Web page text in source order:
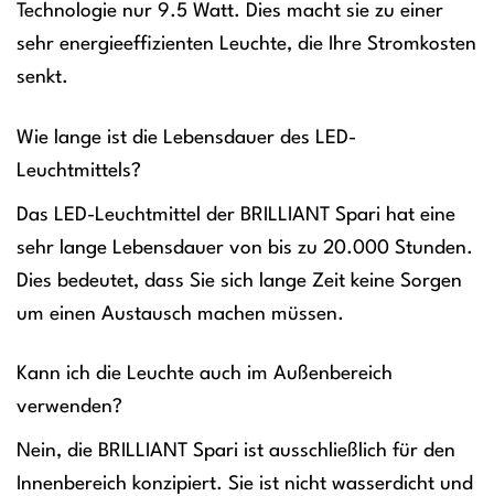
Technologie nur 9.5 Watt. Dies macht sie zu einer
sehr energieeffizienten Leuchte, die Ihre Stromkosten
senkt.
Wie lange ist die Lebensdauer des LED-
Leuchtmittels?
Das LED-Leuchtmittel der BRILLIANT Spari hat eine
sehr lange Lebensdauer von bis zu 20.000 Stunden.
Dies bedeutet, dass Sie sich lange Zeit keine Sorgen
um einen Austausch machen müssen.
Kann ich die Leuchte auch im Außenbereich
verwenden?
Nein, die BRILLIANT Spari ist ausschließlich für den
Innenbereich konzipiert. Sie ist nicht wasserdicht und